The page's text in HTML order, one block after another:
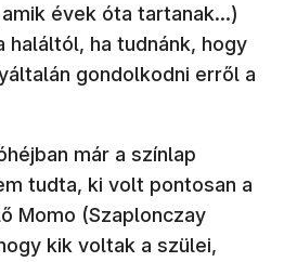
amik évek óta tartanak…)
haláltól, ha tudnánk, hogy
gondolkodni erről a
már a színlap
tudta, ki volt pontosan a
Momo (Szaplonczay
kik voltak a szülei,